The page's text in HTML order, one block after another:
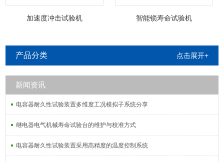
加速度冲击试验机 智能锁寿命试验机
产品分类 点击展开+
新闻资讯
电容器耐久性试验装置多维度工况模拟子系统分享
继电器电气机械寿命试验台的维护与校准方式
电容器耐久性试验装置采用高精度的温度控制系统